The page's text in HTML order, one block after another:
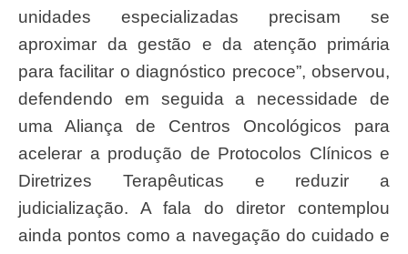
unidades especializadas precisam se
aproximar da gestão e da atenção primária
para facilitar o diagnóstico precoce”, observou,
defendendo em seguida a necessidade de
uma Aliança de Centros Oncológicos para
acelerar a produção de Protocolos Clínicos e
Diretrizes Terapêuticas e reduzir a
judicialização. A fala do diretor contemplou
ainda pontos como a navegação do cuidado e